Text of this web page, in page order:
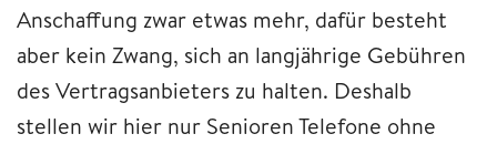
Anschaffung zwar etwas mehr, dafür besteht
aber kein Zwang, sich an langjährige Gebühren
des Vertragsanbieters zu halten. Deshalb
stellen wir hier nur Senioren Telefone ohne